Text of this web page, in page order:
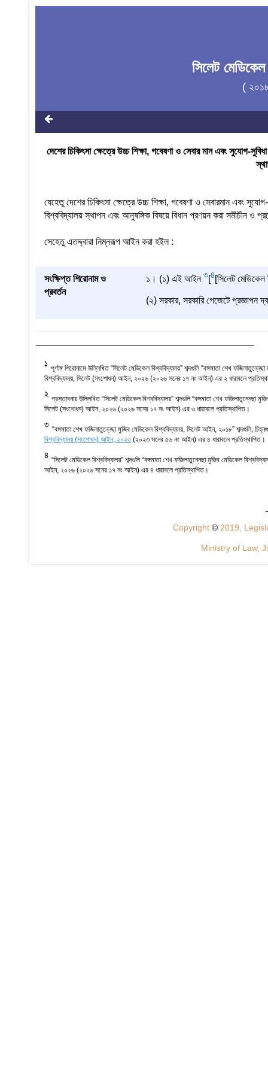
সিলেট
(
দেশের চিকিৎসা ক্ষেত্রে উচ্চ শিক্ষা, গবেষণা ও সেবার মান এবং সুযোগ-
যেহেতু দেশের চিকিৎসা ক্ষেত্রে উচ্চ শিক্ষা, গবেষণা ও সেবারমান এবং
বিশ্ববিদ্যালয় স্থাপন এবং আনুষঙ্গিক বিষয়ে বিধান প্রণয়ন করা সমীচীন ও
সেহেতু এতদ্দ্বারা নিম্নরূপ আইন করা হইল :
সংক্ষিপ্ত শিরোনাম ও
প্রবর্তন
১। (১) এই আইন3[4[সিলেট
(২) সরকার, সরকারি গেজেটে প্রজ্ঞাপন
1 পূর্ণাঙ্গ শিরোনামে উল্লিখিত “সিলেট মেডিকেল বিশ্ববিদ্যালয়” শব্দগুলি “বঙ্গমাতা শেখ
বিশ্ববিদ্যালয়, সিলেট (সংশোধন) আইন, ২০২৬ (২০২৬ সনের ১৭ নং আইন) এর ২ ধারাবলে
2 প্রস্তাবনায় উল্লিখিত “সিলেট মেডিকেল বিশ্ববিদ্যালয়” শব্দগুলি “বঙ্গমাতা শেখ ফজিলাতুন্নেছা
সিলেট (সংশোধন) আইন, ২০২৬ (২০২৬ সনের ১৭ নং আইন) এর ৩ ধারাবলে প্রতিস্থাপিত।
3 “বঙ্গমাতা শেখ ফজিলাতুন্নেছা মুজিব মেডিকেল বিশ্ববিদ্যালয়, সিলেট আইন, ২০১৮” শব্দগুলি,
বিশ্ববিদ্যালয় (সংশোধন) আইন, ২০২৩ (২০২৩ সনের ৫৬ নং আইন) এর ৪ ধারাবলে প্রতিস্থাপিত।
4 “সিলেট মেডিকেল বিশ্ববিদ্যালয়” শব্দগুলি “বঙ্গমাতা শেখ ফজিলাতুন্নেছা মুজিব মেডিকেল
আইন, ২০২৬ (২০২৬ সনের ১৭ নং আইন) এর ৪ ধারাবলে প্রতিস্থাপিত।
Copyright © 2019,
Ministry of Law,